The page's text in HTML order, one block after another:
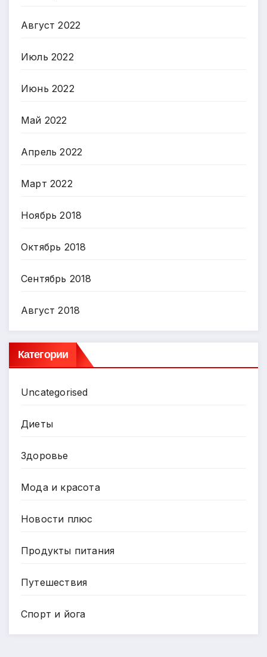
Август 2022
Июль 2022
Июнь 2022
Май 2022
Апрель 2022
Март 2022
Ноябрь 2018
Октябрь 2018
Сентябрь 2018
Август 2018
Категории
Uncategorised
Диеты
Здоровье
Мода и красота
Новости плюс
Продукты питания
Путешествия
Спорт и йога